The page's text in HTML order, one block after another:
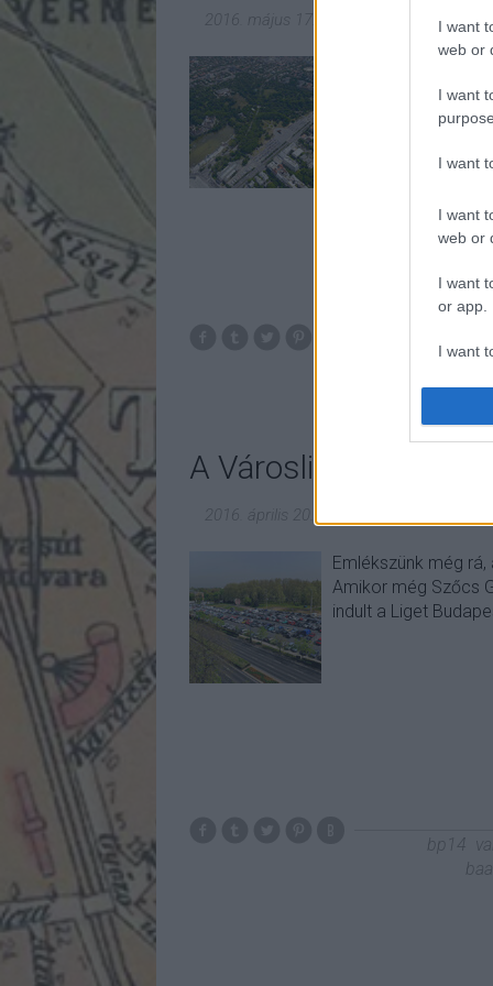
I want
web or
I want
I want
I want
web or
I want
or app.
I want
I want
2016. május 17.
pályázat már volt?
a Fotómúzeumot
bp14
A Városliget
2016. április 20.
Emlékszünk még
Amikor még Szőcs
indult a Liget
bp14